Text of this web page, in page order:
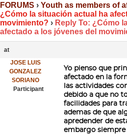
FORUMS › Youth as members of
¿Cómo la situación actual ha
movimiento? › Reply To: ¿Cómo
afectado a los jóvenes del
at
JOSE LUIS
GONZALEZ
SORIANO
Participant
Yo pienso que
afectado en la
las actividades
debido a que no
facilidades para
ademas de que
apredender de
embargo siempre